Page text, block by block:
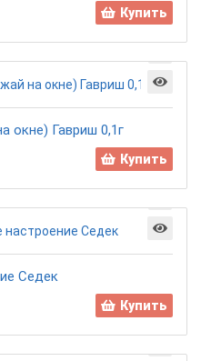
Купить
окне) Гавриш 0,1г
Купить
Седек
Купить